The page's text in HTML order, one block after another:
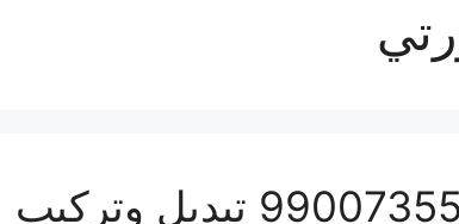
سلف سيارة كيا فورتي 99007355 تبديل وتركيب